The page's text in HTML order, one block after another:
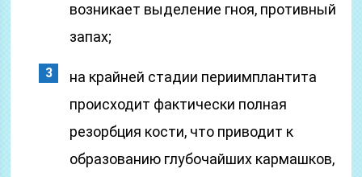
возникает выделение гноя, противный
запах;
на крайней стадии периимплантита
происходит фактически полная
резорбция кости, что приводит к
образованию глубочайших кармашков,